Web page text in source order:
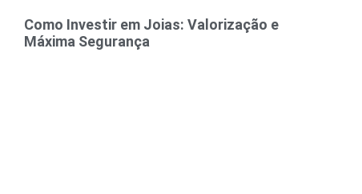
Como Investir em Joias: Valorização e
Máxima Segurança